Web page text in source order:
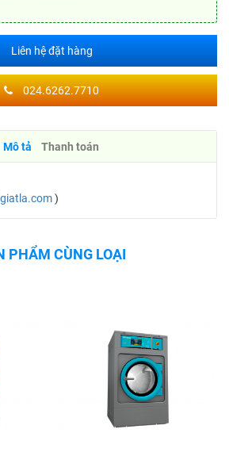
Liên hệ đặt hàng
024.6262.7710
Mô tả Thanh toán
)
PHẨM CÙNG LOẠI